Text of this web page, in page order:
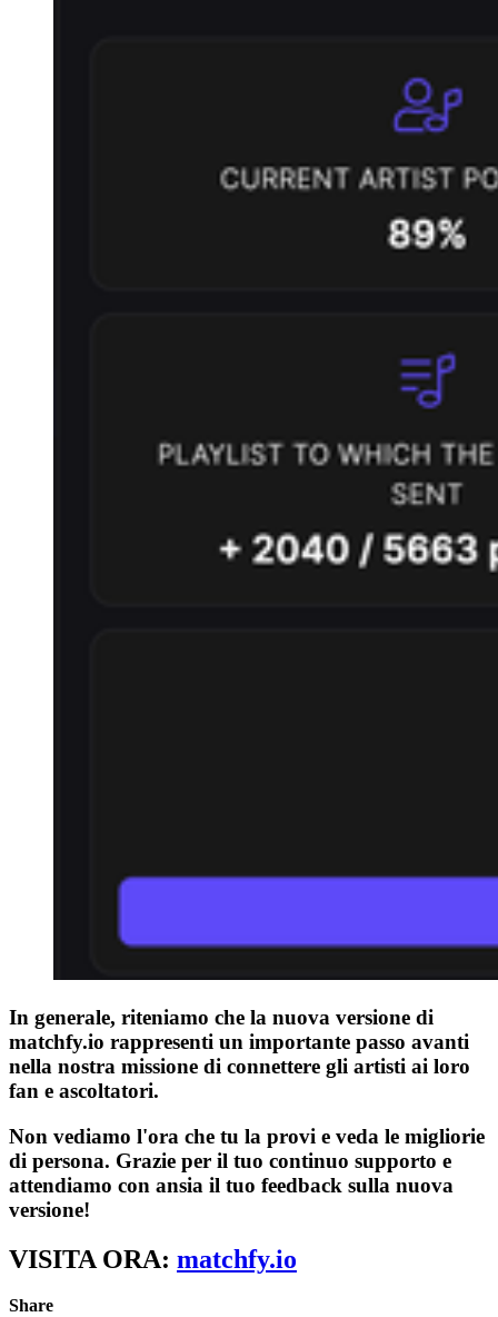
In generale, riteniamo che la nuova versione di
matchfy.io rappresenti un importante passo avanti
nella nostra missione di connettere gli artisti ai loro
fan e ascoltatori.
Non vediamo l'ora che tu la provi e veda le migliorie
di persona. Grazie per il tuo continuo supporto e
attendiamo con ansia il tuo feedback sulla nuova
versione!
VISITA ORA: matchfy.io
Share